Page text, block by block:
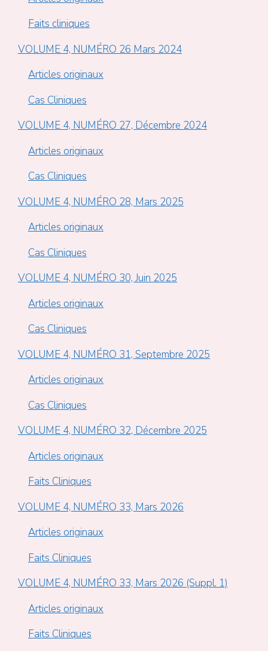
Faits cliniques
VOLUME 4, NUMÉRO 26 Mars 2024
Articles originaux
Cas Cliniques
VOLUME 4, NUMÉRO 27, Décembre 2024
Articles originaux
Cas Cliniques
VOLUME 4, NUMÉRO 28, Mars 2025
Articles originaux
Cas Cliniques
VOLUME 4, NUMÉRO 30, Juin 2025
Articles originaux
Cas Cliniques
VOLUME 4, NUMÉRO 31, Septembre 2025
Articles originaux
Cas Cliniques
VOLUME 4, NUMÉRO 32, Décembre 2025
Articles originaux
Faits Cliniques
VOLUME 4, NUMÉRO 33, Mars 2026
Articles originaux
Faits Cliniques
VOLUME 4, NUMÉRO 33, Mars 2026 (Suppl. 1)
Articles originaux
Faits Cliniques